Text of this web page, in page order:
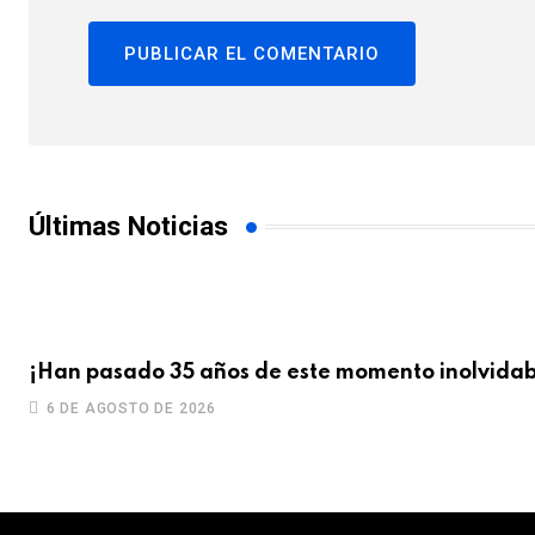
Últimas Noticias
¡Han pasado 35 años de este momento
6 DE AGOSTO DE 2026